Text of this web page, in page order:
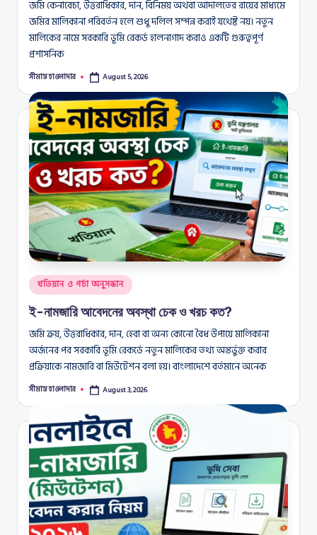
জমি কেনাবেচা, উত্তরাধিকার, দান, বিনিময় অথবা আদালতের রায়ের মাধ্যমে
জমির মালিকানা পরিবর্তন হলে শুধু দলিল সম্পন্ন করাই যথেষ্ট নয়। নতুন
মালিকের নামে সরকারি ভূমি রেকর্ড হালনাগাদ করাও একটি গুরুত্বপূর্ণ
প্রশাসনিক
Posted
সীমান্ত হাওলাদার August 5, 2026
Posted
in
খতিয়ান ও পর্চা অনুসন্ধান
ই-নামজারি আবেদনের অবস্থা চেক ও খরচ কত?
জমি ক্রয়, উত্তরাধিকার, দান, হেবা বা অন্য কোনো বৈধ উপায়ে মালিকানা
অর্জনের পর সরকারি ভূমি রেকর্ডে নতুন মালিকের তথ্য অন্তর্ভুক্ত করার
প্রক্রিয়াকে নামজারি বা মিউটেশন বলা হয়। বাংলাদেশে বর্তমানে অনেক
Posted
সীমান্ত হাওলাদার August 3, 2026